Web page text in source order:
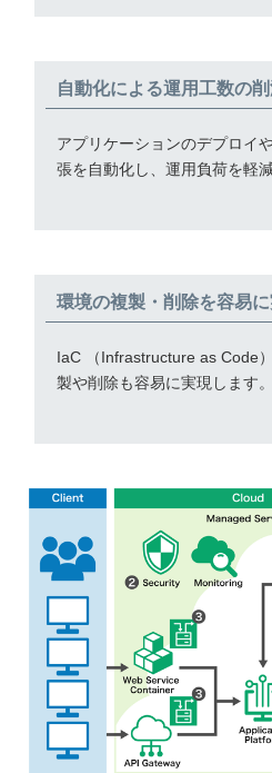
自動化による運用工数の
アプリケーションのデプロイ
張を自動化し、運用負荷を軽減
環境の複製・削除を容易
IaC （Infrastructure as Code
製や削除も容易に実現します。